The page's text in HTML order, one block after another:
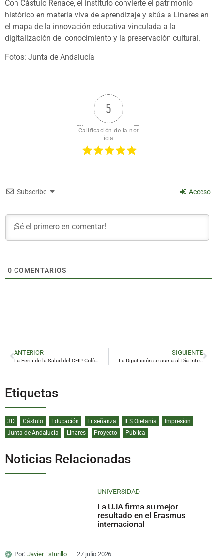
Con Cástulo Renace, el instituto convierte el patrimonio
histórico en materia viva de aprendizaje y sitúa a Linares en
el mapa de la innovación educativa vinculada a la
digitalización del conocimiento y la preservación cultural.
Fotos: Junta de Andalucía
5
Calificación de la not
icia
Subscribe Acceso
0 COMENTARIOS
ANTERIOR
La Feria de la Salud del CEIP Colón demuestra que aprender puede cambiar vidas
SIGUIENTE
La Diputación se suma al Día Internacional de la LGTBIfobia y del Orgullo LGTBI
Etiquetas
3D Cástulo Educación Enseñanza IES Oretania
Impresión
Junta de Andalucía
Linares Proyecto Pública
Noticias Relacionadas
UNIVERSIDAD
La UJA firma su mejor
resultado en el Erasmus
internacional
Por: Javier Esturillo 27 julio 2026